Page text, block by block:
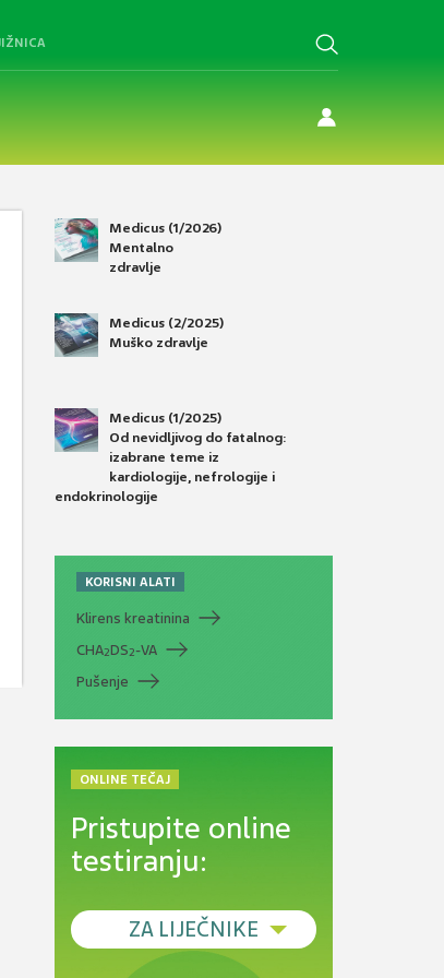
Medicus (1/2026)
Mentalno
zdravlje
Medicus (2/2025)
Muško zdravlje
Medicus (1/2025)
Od nevidljivog do fatalnog:
izabrane teme iz
kardiologije, nefrologije i
endokrinologije
KORISNI ALATI
Klirens kreatinina
CHA2DS2-VA
Pušenje
ONLINE TEČAJ
Pristupite online
testiranju:
ZA LIJEČNIKE